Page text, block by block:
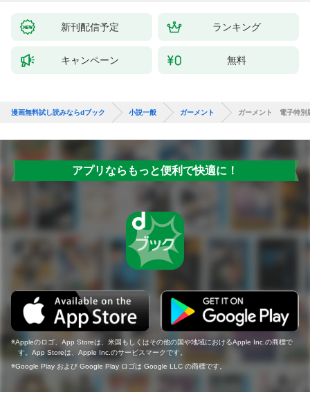
新刊配信予定 ランキング
キャンペーン 無料
漫画無料試し読みならdブック 小説一般 ガーメント ガーメント 電子特
アプリならもっと便利で快適に！
Appleのロゴ、App Storeは、米国もしくはその他の国や地域におけるApple Inc.の商標で
す。App Storeは、Apple Inc.のサービスマークです。
Google Play および Google Play ロゴは Google LLC の商標です。